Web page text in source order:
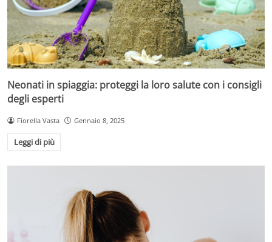
Neonati in spiaggia: proteggi la loro salute con i consigli
degli esperti
Fiorella Vasta Gennaio 8, 2025
Leggi di più